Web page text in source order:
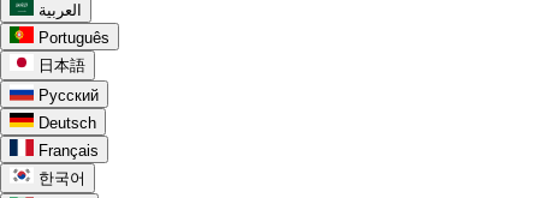
العربية
Português
日本語
Русский
Deutsch
Français
한국어